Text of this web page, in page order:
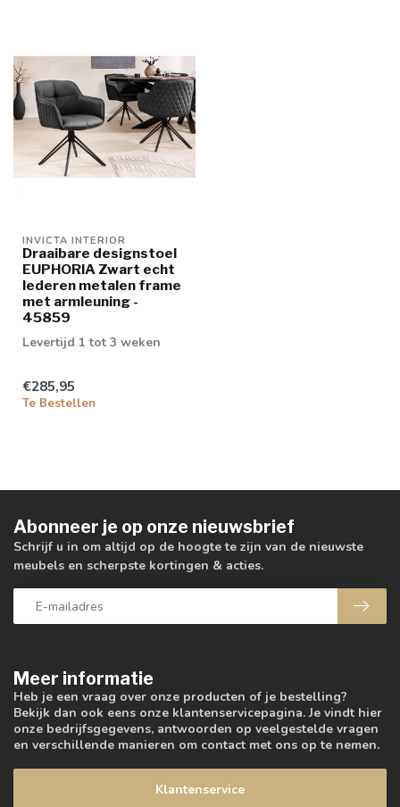
INVICTA INTERIOR
Draaibare designstoel
EUPHORIA Zwart echt
lederen metalen frame
met armleuning -
45859
Levertijd 1 tot 3 weken
€285,95
Te Bestellen
Meer informatie
Heb je een vraag over onze producten of je bestelling?
Bekijk dan ook eens onze klantenservicepagina. Je vindt hier
onze bedrijfsgegevens, antwoorden op veelgestelde vragen
en verschillende manieren om contact met ons op te nemen.
Klantenservice
Abonneer je op onze nieuwsbrief
Schrijf u in om altijd op de hoogte te zijn van de nieuwste
meubels en scherpste kortingen & acties.